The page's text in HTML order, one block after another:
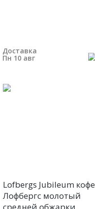
Доставка
Пн 10 авг
Lofbergs Jubileum кофе
Лофбергс молотый